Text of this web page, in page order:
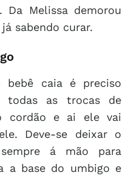
Da Melissa demorou
sabendo curar.
bebê caia é preciso
todas as trocas de
cordão e ai ele vai
Deve-se deixar o
á mão para
a base do umbigo e